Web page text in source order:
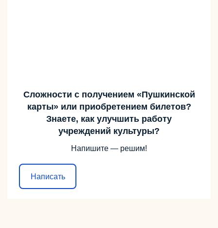
Сложности с получением «Пушкинской
карты» или приобретением билетов?
Знаете, как улучшить работу
учреждений культуры?
Напишите — решим!
Написать